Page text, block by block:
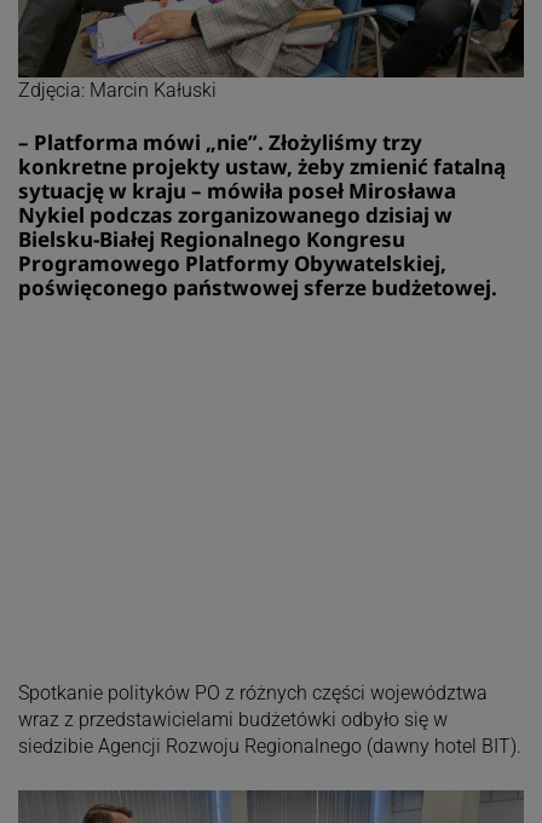
Zdjęcia: Marcin Kałuski
– Platforma mówi „nie”. Złożyliśmy trzy
konkretne projekty ustaw, żeby zmienić fatalną
sytuację w kraju – mówiła poseł Mirosława
Nykiel podczas zorganizowanego dzisiaj w
Bielsku-Białej Regionalnego Kongresu
Programowego Platformy Obywatelskiej,
poświęconego państwowej sferze budżetowej.
Spotkanie polityków PO z różnych części województwa
wraz z przedstawicielami budżetówki odbyło się w
siedzibie Agencji Rozwoju Regionalnego (dawny hotel BIT).